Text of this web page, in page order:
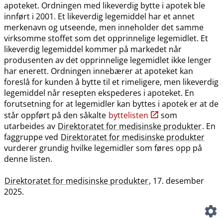
apoteket. Ordningen med likeverdig bytte i apotek ble
innført i 2001. Et likeverdig legemiddel har et annet
merkenavn og utseende, men inneholder det samme
virksomme stoffet som det opprinnelige legemidlet. Et
likeverdig legemiddel kommer på markedet når
produsenten av det opprinnelige legemidlet ikke lenger
har enerett. Ordningen innebærer at apoteket kan
foreslå for kunden å bytte til et rimeligere, men likeverdig
legemiddel når resepten ekspederes i apoteket. En
forutsetning for at legemidler kan byttes i apotek er at de
står oppført på den såkalte byttelisten
som
utarbeides av Direktoratet for medisinske produkter. En
faggruppe ved Direktoratet for medisinske produkter
vurderer grundig hvilke legemidler som føres opp på
denne listen.
Direktoratet for medisinske produkter, 17. desember
2025.